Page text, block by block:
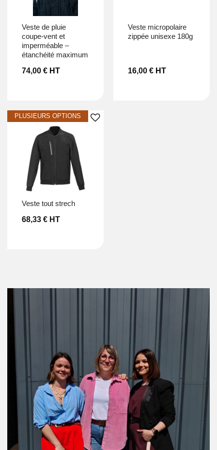
veste de pluie
coupe-vent et
imperméable –
étanchéité maximum
74,00 €HT
veste micropolaire
zippée unisexe 180g
16,00 €HT
Ajouter à la liste d’envies
veste tout strech
68,33 €HT